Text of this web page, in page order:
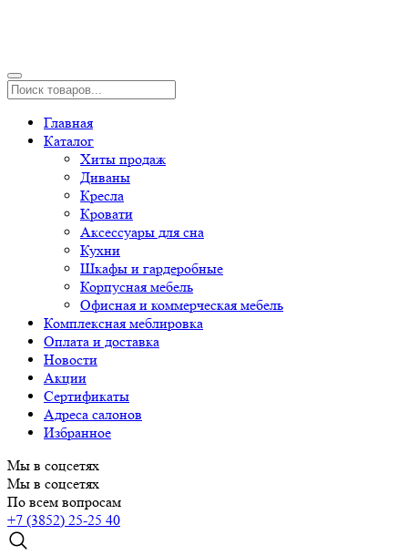
Главная
Каталог
Хиты продаж
Диваны
Кресла
Кровати
Аксессуары для сна
Кухни
Шкафы и гардеробные
Корпусная мебель
Офисная и коммерческая мебель
Комплексная меблировка
Оплата и доставка
Новости
Акции
Сертификаты
Адреса салонов
Избранное
Мы в соцсетях
Мы в соцсетях
По всем вопросам
+7 (3852) 25-25 40